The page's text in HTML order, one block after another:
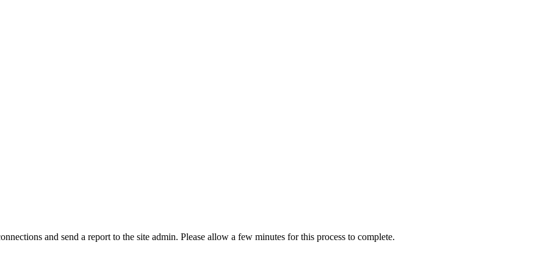
and send a report to the site admin. Please allow a few minutes for this process to complete.